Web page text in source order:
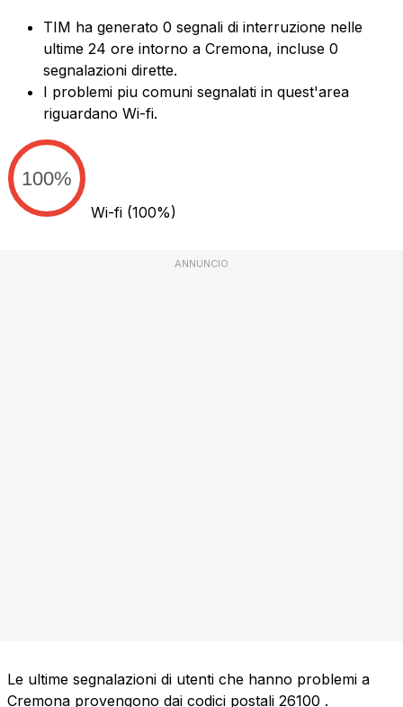
TIM ha generato 0 segnali di interruzione nelle
ultime 24 ore intorno a Cremona, incluse 0
segnalazioni dirette.
I problemi piu comuni segnalati in quest'area
riguardano Wi-fi.
100%
Wi-fi (100%)
ANNUNCIO
Le ultime segnalazioni di utenti che hanno problemi a
Cremona provengono dai codici postali 26100 .